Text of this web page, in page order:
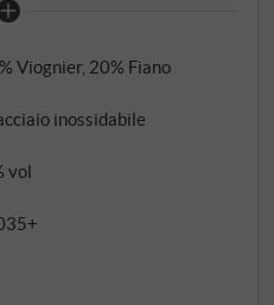
la cura e l'eleganza con
Piemonte, ma sulla costa
Viognier, 20% Fiano
inossidabile
vol